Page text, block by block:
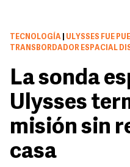
TECNOLOGÍA
ULYSSES FUE
TRANSBORDADOR ESPACIAL
La sonda
Ulysses
misión sin
casa